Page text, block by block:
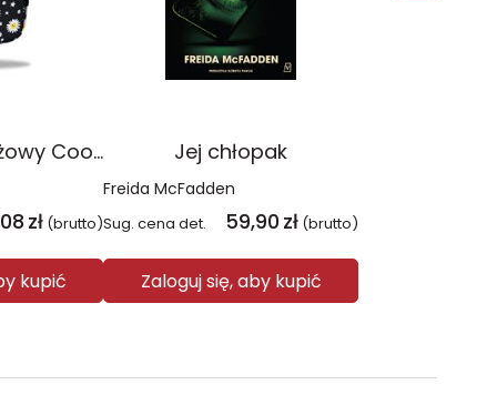
Plecak młodzieżowy Coolpack Jerry Daisy Black
zł (brutto)
kupić
Jej chłopak
Freida McFadden
Sug. cena det. 59,90 zł (brutto)
Zaloguj się, aby kupić